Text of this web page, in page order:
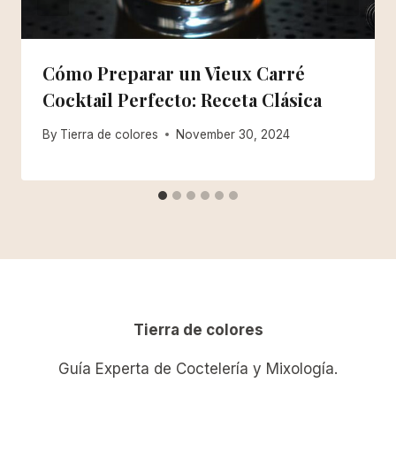
Cómo Preparar un Vieux Carré
Cocktail Perfecto: Receta Clásica
By Tierra de colores November 30, 2024
Tierra de colores
Guía Experta de Coctelería y Mixología.